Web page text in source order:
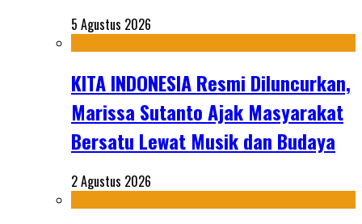
5 Agustus 2026
KITA INDONESIA Resmi Diluncurkan,
Marissa Sutanto Ajak Masyarakat
Bersatu Lewat Musik dan Budaya
2 Agustus 2026